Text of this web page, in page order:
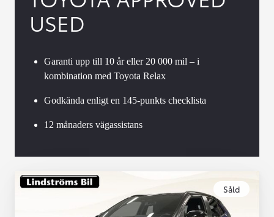
USED
Garanti upp till 10 år eller 20 000 mil – i
kombination med Toyota Relax
Godkända enligt en 145-punkts checklista
12 månaders vägassistans
Såld